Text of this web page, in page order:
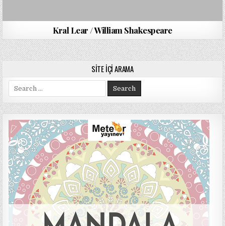
Kral Lear / William Shakespeare
SITE İÇI ARAMA
for: